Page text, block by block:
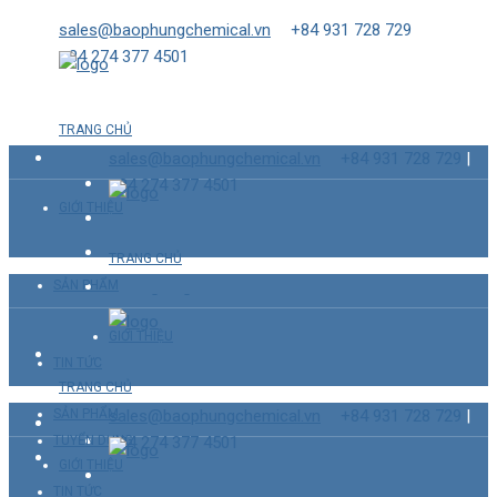
sales@baophungchemical.vn +84 931 728 729
+84 274 377 4501
TRANG CHỦ
SẢN PHẨM
TUYỂN DỤNG
|
+84 274 377 4501
TRANG CHỦ
TRANG CHỦ
|
+84 274 377 4501